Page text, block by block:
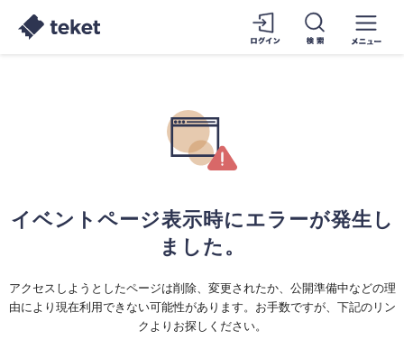
イベントページ表示時にエラーが発生し
ました。
アクセスしようとしたページは削除、変更されたか、公開準備中などの理
由により現在利用できない可能性があります。お手数ですが、下記のリン
クよりお探しください。